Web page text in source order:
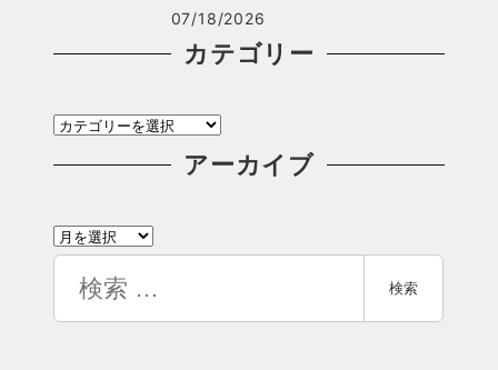
07/18/2026
カテゴリー
カ
テ
リ
アーカイブ
ア
カ
索
検索